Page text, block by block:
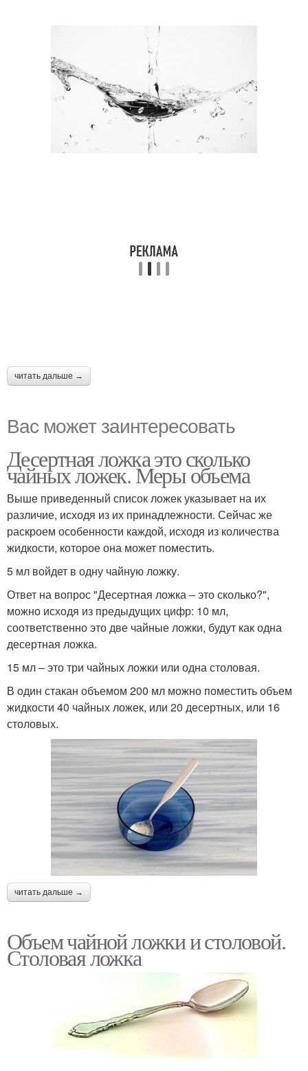
читать дальше →
Вас может заинтересовать
Десертная ложка это сколько
чайных ложек. Меры объема
Выше приведенный список ложек указывает на их
различие, исходя из их принадлежности. Сейчас же
раскроем особенности каждой, исходя из количества
жидкости, которое она может поместить.
5 мл войдет в одну чайную ложку.
Ответ на вопрос "Десертная ложка – это сколько?",
можно исходя из предыдущих цифр: 10 мл,
соответственно это две чайные ложки, будут как одна
десертная ложка.
15 мл – это три чайных ложки или одна столовая.
В один стакан объемом 200 мл можно поместить объем
жидкости 40 чайных ложек, или 20 десертных, или 16
столовых.
читать дальше →
Объем чайной ложки и столовой.
Столовая ложка